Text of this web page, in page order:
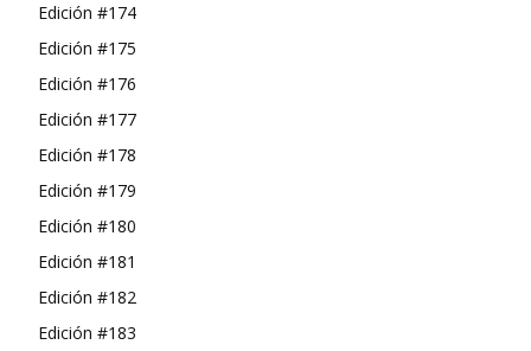
Edición #174
Edición #175
Edición #176
Edición #177
Edición #178
Edición #179
Edición #180
Edición #181
Edición #182
Edición #183